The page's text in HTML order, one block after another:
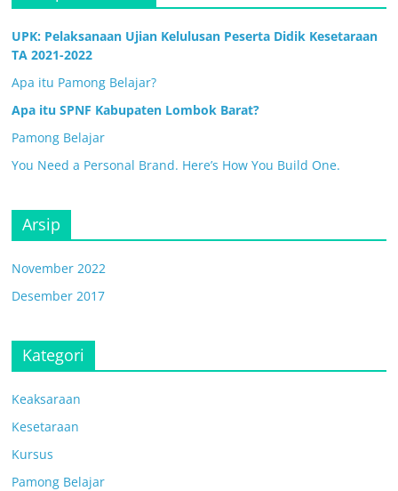
UPK: Pelaksanaan Ujian Kelulusan Peserta Didik Kesetaraan
TA 2021-2022
Apa itu Pamong Belajar?
Apa itu SPNF Kabupaten Lombok Barat?
Pamong Belajar
You Need a Personal Brand. Here’s How You Build One.
Arsip
November 2022
Desember 2017
Kategori
Keaksaraan
Kesetaraan
Kursus
Pamong Belajar